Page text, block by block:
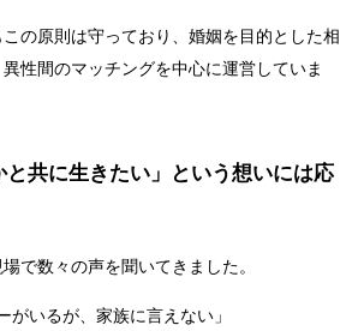
の原則は守っており、婚姻を目的とした相
性間のマッチングを中心に運営していま
共に生きたい」という想いには応
で数々の声を聞いてきました。
がいるが、家族に言えない」